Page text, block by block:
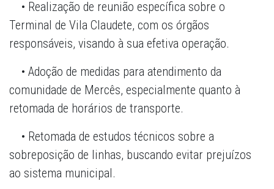
• Realização de reunião específica sobre o
Terminal de Vila Claudete, com os órgãos
responsáveis, visando à sua efetiva operação.
• Adoção de medidas para atendimento da
comunidade de Mercês, especialmente quanto à
retomada de horários de transporte.
• Retomada de estudos técnicos sobre a
sobreposição de linhas, buscando evitar prejuízos
ao sistema municipal.